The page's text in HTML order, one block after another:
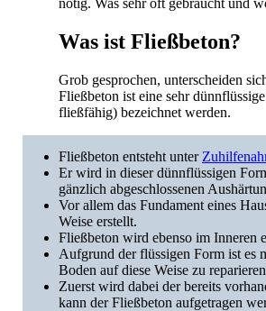
Was ist Fließbeton?
Grob gesprochen, unterscheiden
Fließbeton ist eine sehr
fließfähig) bezeichnet werden.
Fließbeton entsteht unter
Er wird in dieser dünnflüssigen
gänzlich abgeschlossenen
Vor allem das Fundament eines
Weise erstellt.
Fließbeton wird ebenso im Inneren
Aufgrund der flüssigen Form ist es
Boden auf diese Weise zu
Zuerst wird dabei der bereits
kann der Fließbeton aufgetragen